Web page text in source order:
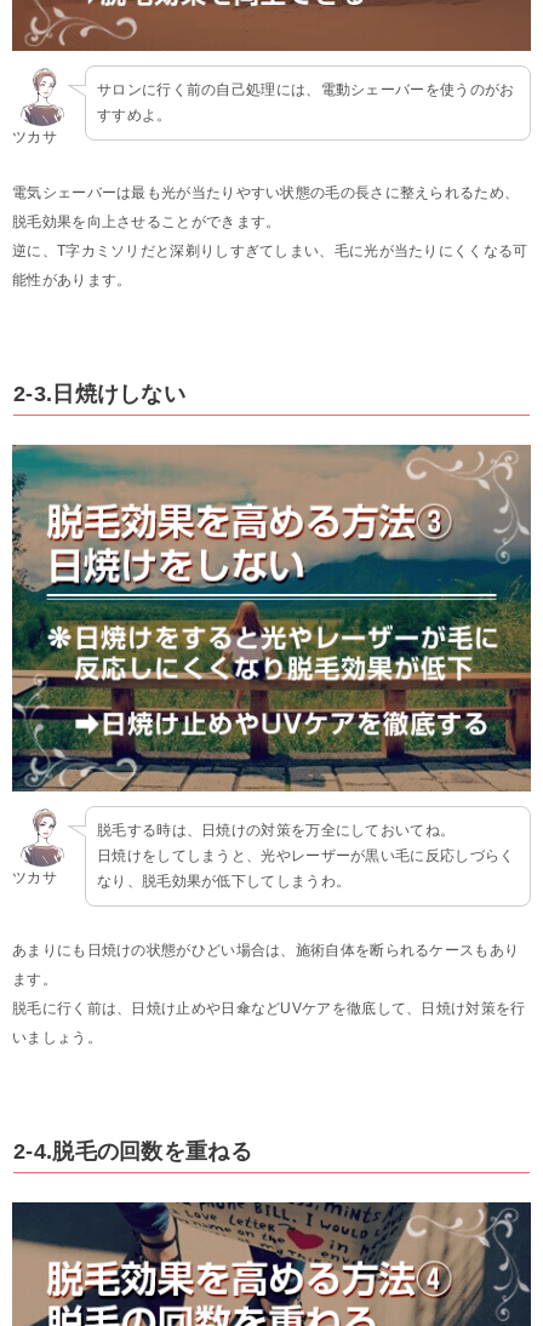
ツカサ
サロンに行く前の自己処理には、電動シェーバーを使うのがお
すすめよ。
電気シェーバーは最も光が当たりやすい状態の毛の長さに整えられるため、
脱毛効果を向上させることができます。
逆に、T字カミソリだと深剃りしすぎてしまい、毛に光が当たりにくくなる可
能性があります。
2-3.日焼けしない
ツカサ
脱毛する時は、日焼けの対策を万全にしておいてね。
日焼けをしてしまうと、光やレーザーが黒い毛に反応しづらく
なり、脱毛効果が低下してしまうわ。
あまりにも日焼けの状態がひどい場合は、施術自体を断られるケースもあり
ます。
脱毛に行く前は、日焼け止めや日傘などUVケアを徹底して、日焼け対策を行
いましょう。
2-4.脱毛の回数を重ねる